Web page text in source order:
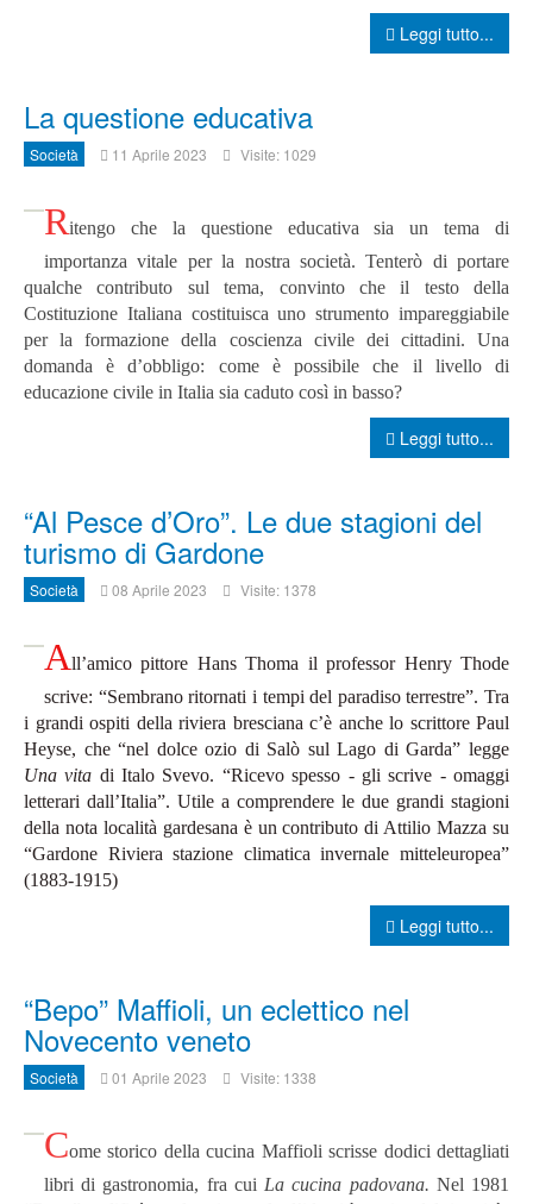
Leggi tutto...
La questione educativa
Società 11 Aprile 2023 Visite: 1029
Ritengo che la questione educativa sia un tema di
importanza vitale per la nostra società.Tenterò di portare
qualche contributo sul tema, convinto che il testo della
Costituzione Italiana costituisca uno strumento impareggiabile
per la formazione della coscienza civile dei cittadini. Una
domanda è d’obbligo: come è possibile che il livello di
educazione civile in Italia sia caduto così in basso?
Leggi tutto...
“Al Pesce d’Oro”. Le due stagioni del
turismo di Gardone
Società 08 Aprile 2023 Visite: 1378
All’amico pittore Hans Thoma il professor Henry Thode
scrive: “Sembrano ritornati i tempi del paradiso terrestre”. Tra
i grandi ospiti della riviera bresciana c’è anche lo scrittore Paul
Heyse, che “nel dolce ozio di Salò sul Lago di Garda” legge
Una vita di Italo Svevo. “Ricevo spesso - gli scrive - omaggi
letterari dall’Italia”. Utile a comprendere le due grandi stagioni
della nota località gardesana è un contributo di Attilio Mazza su
“Gardone Riviera stazione climatica invernale mitteleuropea”
(1883-1915)
Leggi tutto...
“Bepo” Maffioli, un eclettico nel
Novecento veneto
Società 01 Aprile 2023 Visite: 1338
Come storico della cucina Maffioli scrisse dodici dettagliati
libri di gastronomia, fra cuiLa cucina padovana. Nel 1981